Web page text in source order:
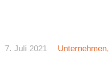
7. Juli 2021 Unternehmen,